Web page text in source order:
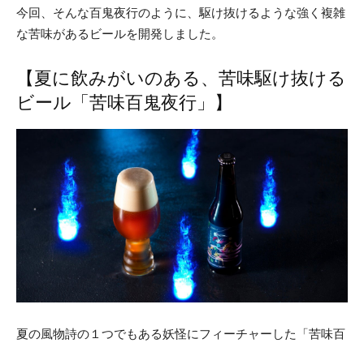
今回、そんな百鬼夜行のように、駆け抜けるような強く複雑
な苦味があるビールを開発しました。
【夏に飲みがいのある、苦味駆け抜ける
ビール「苦味百鬼夜行」】
夏の風物詩の１つでもある妖怪にフィーチャーした「苦味百